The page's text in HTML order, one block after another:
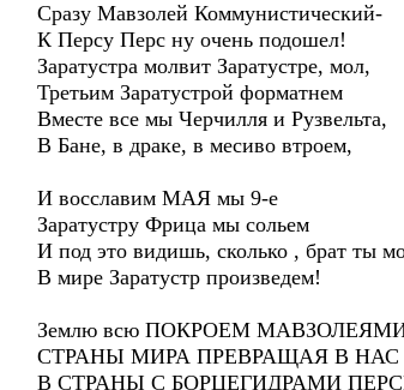
Сразу Мавзолей Коммунистический-
К Персу Перс ну очень подошел!
Заратустра молвит Заратустре, мол,
Третьим Заратустрой форматнем
Вместе все мы Черчилля и Рузвельта,
В Бане, в драке, в месиво втроем,
И восславим МАЯ мы 9-е
Заратустру Фрица мы сольем
И под это видишь, сколько , брат ты
В мире Заратустр произведем!
Землю всю ПОКРОЕМ
СТРАНЫ МИРА ПРЕВРАЩАЯ В НАС
В СТРАНЫ С БОРЦЕГИДРАМИ